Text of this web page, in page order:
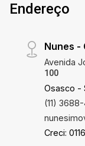
Endereço
Nunes -
Avenida
100
Osasco -
(11)
Creci: